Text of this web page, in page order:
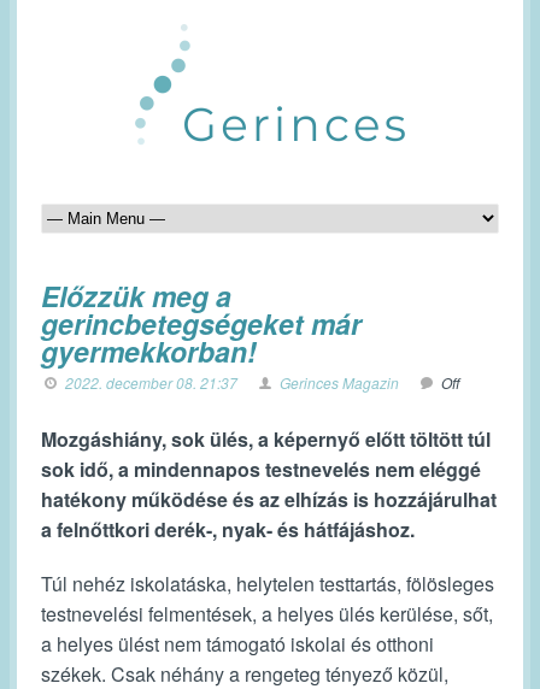
Előzzük meg a
gerincbetegségeket már
gyermekkorban!
2022. december 08. 21:37 Gerinces Magazin Off
Mozgáshiány, sok ülés, a képernyő előtt töltött túl
sok idő, a mindennapos testnevelés nem eléggé
hatékony működése és az elhízás is hozzájárulhat
a felnőttkori derék-, nyak- és hátfájáshoz.
Túl nehéz iskolatáska, helytelen testtartás, fölösleges
testnevelési felmentések, a helyes ülés kerülése, sőt,
a helyes ülést nem támogató iskolai és otthoni
székek. Csak néhány a rengeteg tényező közül,